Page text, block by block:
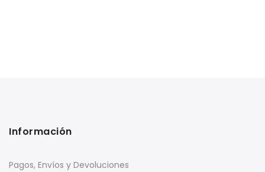
Información
Pagos, Envíos y Devoluciones